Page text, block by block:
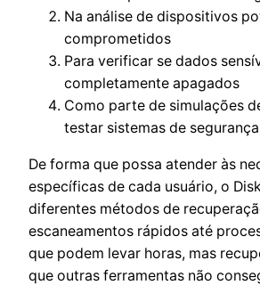
Na análise de dispositivos
comprometidos
Para verificar se dados
completamente apagados
Como parte de simulações
testar sistemas de segurança
De forma que possa atender às
específicas de cada usuário, o
diferentes métodos de
escaneamentos rápidos até
que podem levar horas, mas
que outras ferramentas não